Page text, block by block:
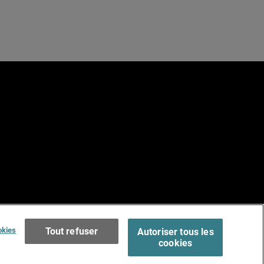
of Use >Tout refuser
Autoriser tous les
cookies